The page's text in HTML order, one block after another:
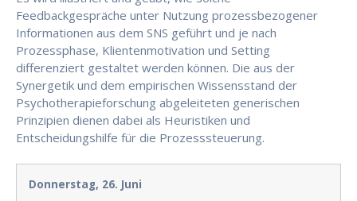
Feedbackgespräche unter Nutzung prozessbezogener
Informationen aus dem SNS geführt und je nach
Prozessphase, Klientenmotivation und Setting
differenziert gestaltet werden können. Die aus der
Synergetik und dem empirischen Wissensstand der
Psychotherapieforschung abgeleiteten generischen
Prinzipien dienen dabei als Heuristiken und
Entscheidungshilfe für die Prozesssteuerung.
Donnerstag, 26. Juni